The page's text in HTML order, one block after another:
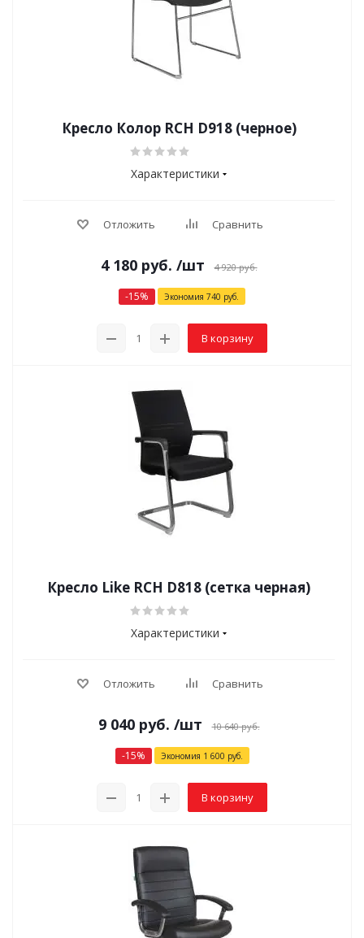
Кресло Колор RCH D918 (черное)
Характеристики
Отложить Сравнить
4 180руб. /шт 4 920руб.
-15% Экономия 740 руб.
В корзину
Кресло Like RCH D818 (сетка черная)
Характеристики
Отложить Сравнить
9 040руб. /шт 10 640руб.
-15% Экономия 1 600 руб.
В корзину